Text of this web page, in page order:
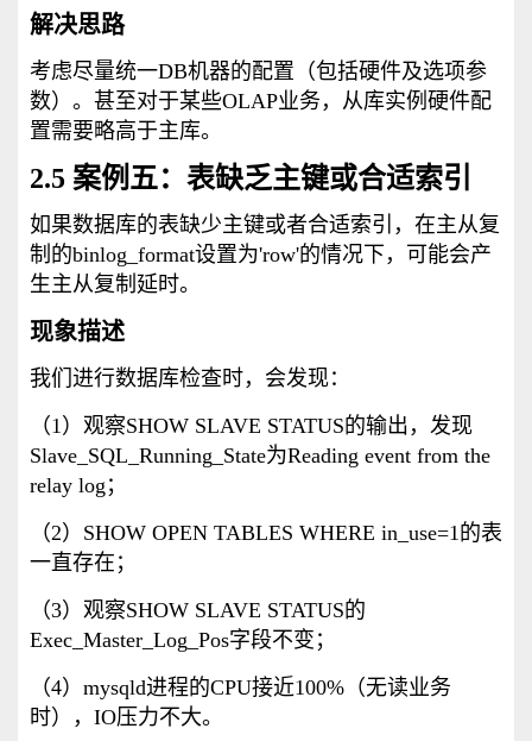
解决思路
考虑尽量统一DB机器的配置（包括硬件及选项参
数）。甚至对于某些OLAP业务，从库实例硬件配
置需要略高于主库。
2.5 案例五：表缺乏主键或合适索引
如果数据库的表缺少主键或者合适索引，在主从复
制的binlog_format设置为'row'的情况下，可能会产
生主从复制延时。
现象描述
我们进行数据库检查时，会发现：
（1）观察SHOW SLAVE STATUS的输出，发现
Slave_SQL_Running_State为Reading event from the
relay log；
（2）SHOW OPEN TABLES WHERE in_use=1的表
一直存在；
（3）观察SHOW SLAVE STATUS的
Exec_Master_Log_Pos字段不变；
（4）mysqld进程的CPU接近100%（无读业务
时），IO压力不大。